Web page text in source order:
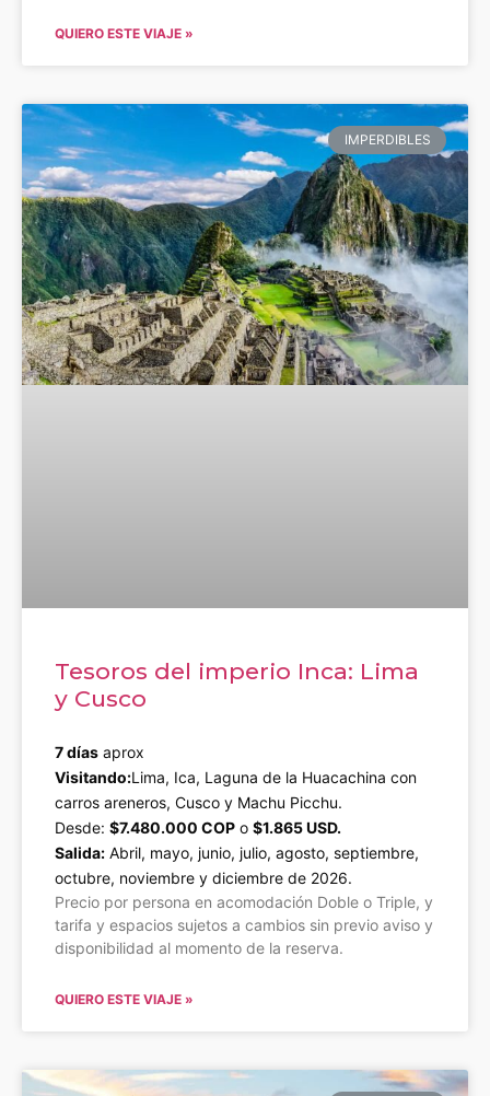
QUIERO ESTE VIAJE »
IMPERDIBLES
Tesoros del imperio Inca: Lima
y Cusco
7 días aprox
Visitando:Lima, Ica, Laguna de la Huacachina con
carros areneros, Cusco y Machu Picchu.
Desde: $7.480.000 COP o $1.865 USD.
Salida: Abril, mayo, junio, julio, agosto, septiembre,
octubre, noviembre y diciembre de 2026.
Precio por persona en acomodación Doble o Triple, y
tarifa y espacios sujetos a cambios sin previo aviso y
disponibilidad al momento de la reserva.
QUIERO ESTE VIAJE »